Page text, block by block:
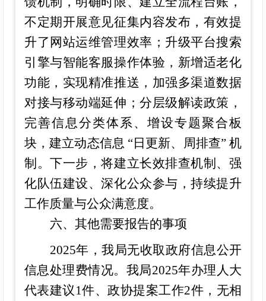
不定期开展意见征集内容发布，有效提
升了网站运维管理效率；升级平台搜索
引擎与智能客服操作体验，新增适老化
功能，实现精准推送，加强多渠道数据
对接与移动端延伸；分层级解读政策，
完善信息分类体系、增设专题聚合板
块，建立动态信息 “日更新、周排查” 机
制。下一步，将建立长效排查机制、强
化队伍建设、深化公众参与，持续提升
工作质量与公众满意度。
六、其他需要报告的事项
2025年，我局无收取政府信息公开
信息处理费情况。 我局2025年办理 人大
代表建议 1件、政协提案工作2件，无相